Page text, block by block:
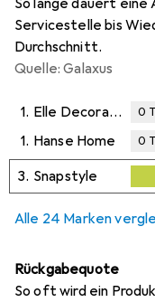
Servicestelle bis
Durchschnitt.
Quelle: Galaxus
1. Elle Decoration 0
1. Hanse Home 0
3. Snapstyle
Alle 24 Marken
Rückgabequote
So oft wird ein